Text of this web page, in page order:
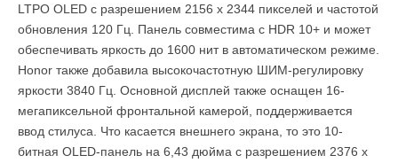
LTPO OLED с разрешением 2156 x 2344 пикселей и частотой
обновления 120 Гц. Панель совместима с HDR 10+ и может
обеспечивать яркость до 1600 нит в автоматическом режиме.
Honor также добавила высокочастотную ШИМ-регулировку
яркости 3840 Гц. Основной дисплей также оснащен 16-
мегапиксельной фронтальной камерой, поддерживается
ввод стилуса. Что касается внешнего экрана, то это 10-
битная OLED-панель на 6,43 дюйма с разрешением 2376 x